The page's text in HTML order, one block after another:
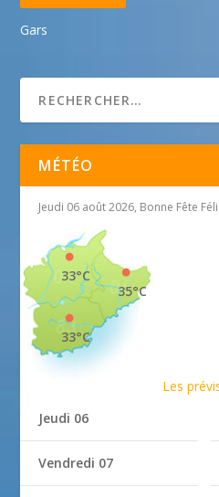
Gars
MÉTÉO
Jeudi 06 août 2026, Bonne Fête
35°C
33°C
33°C
Les
Jeudi 06
Vendredi 07